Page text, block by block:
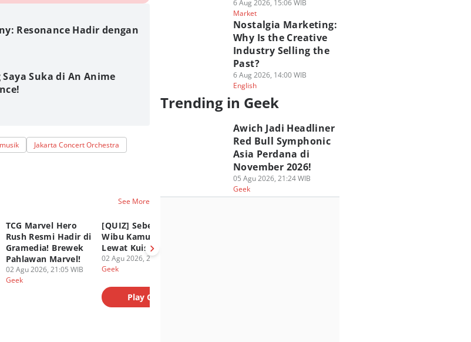
Resonance Hadir dengan
Suka di An Anime
musik Jakarta Concert Orchestra
See More
TCG Marvel Hero
Rush Resmi Hadir di
Gramedia! Brewek
Pahlawan Marvel!
02 Agu 2026, 21:05 WIB
Geek
[QUIZ] Seberapa
Wibu Kamu? Uji
Lewat Kuis Ini
02 Agu 2026, 20:45 WIB
Geek
Play Quiz
6 Aug 2026, 15:06 WIB
Market
Nostalgia Marketing:
Why Is the Creative
Industry Selling the
Past?
6 Aug 2026, 14:00 WIB
English
Trending in Geek
Awich Jadi Headliner
Red Bull Symphonic
Asia Perdana di
November 2026!
05 Agu 2026, 21:24 WIB
Geek